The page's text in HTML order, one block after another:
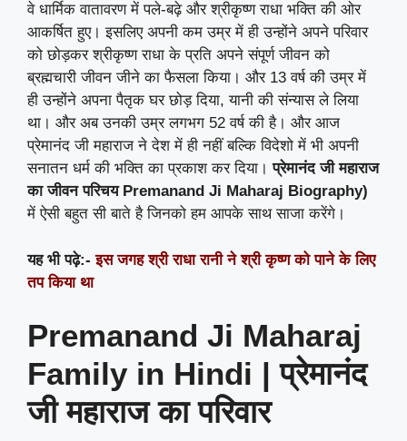
वे धार्मिक वातावरण में पले-बढ़े और श्रीकृष्ण राधा भक्ति की ओर
आकर्षित हुए। इसलिए अपनी कम उम्र में ही उन्होंने अपने परिवार
को छोड़कर श्रीकृष्ण राधा के प्रति अपने संपूर्ण जीवन को
ब्रह्मचारी जीवन जीने का फैसला किया। और 13 वर्ष की उम्र में
ही उन्होंने अपना पैतृक घर छोड़ दिया, यानी की संन्यास ले लिया
था। और अब उनकी उम्र लगभग 52 वर्ष की है। और आज
प्रेमानंद जी महाराज ने देश में ही नहीं बल्कि विदेशो में भी अपनी
सनातन धर्म की भक्ति का प्रकाश कर दिया।प्रेमानंद जीमहाराज
का जीवन परिचय Premanand Ji Maharaj Biography)
में ऐसी बहुत सी बाते है जिनको हम आपके साथ साजा करेंगे।
यह भी पढ़े:- इस जगह श्री राधा रानी ने श्री कृष्ण को पाने के लिए
तप किया था
Premanand Ji Maharaj
Family in Hindi | प्रेमानंद
जी महाराज का परिवार